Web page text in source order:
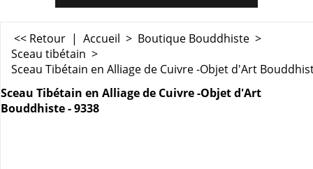
<< Retour | Accueil > Boutique Bouddhiste >
Sceau tibétain >
Sceau Tibétain en Alliage de Cuivre -Objet d'Art
Sceau Tibétain en Alliage de Cuivre -Objet d'Art
Bouddhiste - 9338